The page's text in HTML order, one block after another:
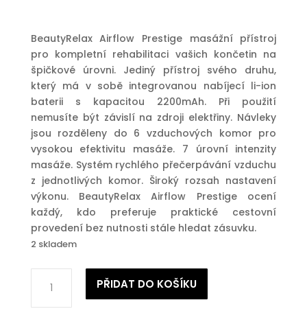
20
990 Kč.
14
990 Kč.
BeautyRelax Airflow Prestige masážní přístroj
pro kompletní rehabilitaci vašich končetin na
špičkové úrovni. Jediný přístroj svého druhu,
který má v sobě integrovanou nabíjecí li-ion
baterii s kapacitou 2200mAh. Při použití
nemusíte být závislí na zdroji elektřiny. Návleky
jsou rozděleny do 6 vzduchových komor pro
vysokou efektivitu masáže. 7 úrovní intenzity
masáže. Systém rychlého přečerpávání vzduchu
z jednotlivých komor. Široký rozsah nastavení
výkonu. BeautyRelax Airflow Prestige ocení
každý, kdo preferuje praktické cestovní
provedení bez nutnosti stále hledat zásuvku.
2 skladem
přístroj
BeautyRelax
PŘIDAT DO KOŠÍKU